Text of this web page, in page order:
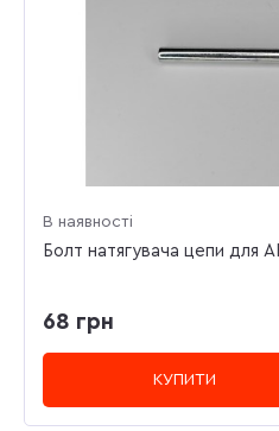
В наявності
Болт натягувача цепи для
68 грн
КУПИТИ